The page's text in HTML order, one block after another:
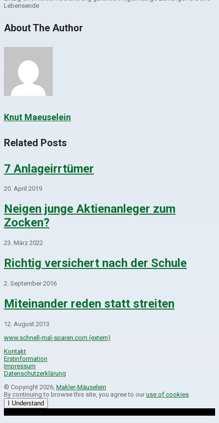
Lebensende
About The Author
Knut Maeuselein
Related Posts
7 Anlageirrtümer
20. April 2019
Neigen junge Aktienanleger zum
Zocken?
23. März 2022
Richtig versichert nach der Schule
2. September 2016
Miteinander reden statt streiten
12. August 2013
www.schnell-mal-sparen.com (extern)
Kontakt
Erstinformation
Impressum
Datenschutzerklärung
© Copyright 2026, Makler-Mäuselein
By continuing to browse this site, you agree to our use of cookies
I Understand